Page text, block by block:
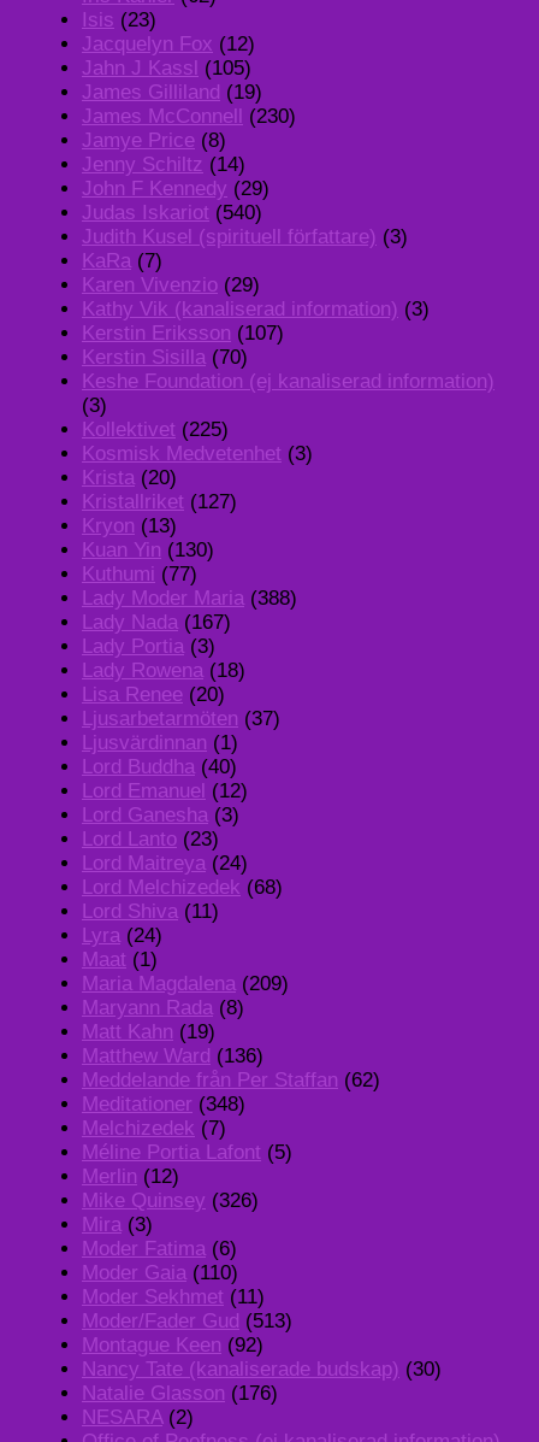
Isis (23)
Jacquelyn Fox (12)
Jahn J Kassl (105)
James Gilliland (19)
James McConnell
(230)
Jamye Price (8)
Jenny Schiltz (14)
John F Kennedy (29)
Judas Iskariot (540)
Judith Kusel (spirituell författare) (3)
KaRa (7)
Karen Vivenzio (29)
Kathy Vik (kanaliserad information) (3)
Kerstin Eriksson (107)
Kerstin Sisilla (70)
Keshe Foundation (ej kanaliserad information)
(3)
Kollektivet (225)
Kosmisk Medvetenhet (3)
Krista (20)
Kristallriket (127)
Kryon (13)
Kuan Yin (130)
Kuthumi (77)
Lady Moder Maria (388)
Lady Nada (167)
Lady Portia (3)
Lady Rowena (18)
Lisa Renee (20)
Ljusarbetarmöten (37)
Ljusvärdinnan (1)
Lord Buddha (40)
Lord Emanuel (12)
Lord Ganesha (3)
Lord Lanto (23)
Lord Maitreya (24)
Lord Melchizedek (68)
Lord Shiva (11)
Lyra (24)
Maat (1)
Maria Magdalena (209)
Maryann Rada (8)
Matt Kahn (19)
Matthew Ward (136)
Meddelande från Per Staffan (62)
Meditationer (348)
Melchizedek (7)
Méline Portia Lafont (5)
Merlin (12)
Mike Quinsey (326)
Mira (3)
Moder Fatima (6)
Moder Gaia (110)
Moder Sekhmet (11)
Moder/Fader Gud (513)
Montague Keen (92)
Nancy Tate (kanaliserade budskap) (30)
Natalie Glasson (176)
NESARA(2)